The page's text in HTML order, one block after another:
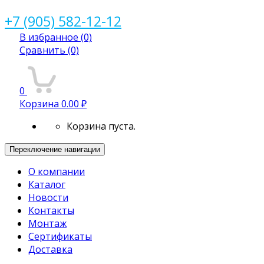
+7 (905) 582-12-12
В избранное (0)
Сравнить (0)
0
Корзина 0.00 ₽
Корзина пуста.
Переключение навигации
О компании
Каталог
Новости
Контакты
Монтаж
Сертификаты
Доставка